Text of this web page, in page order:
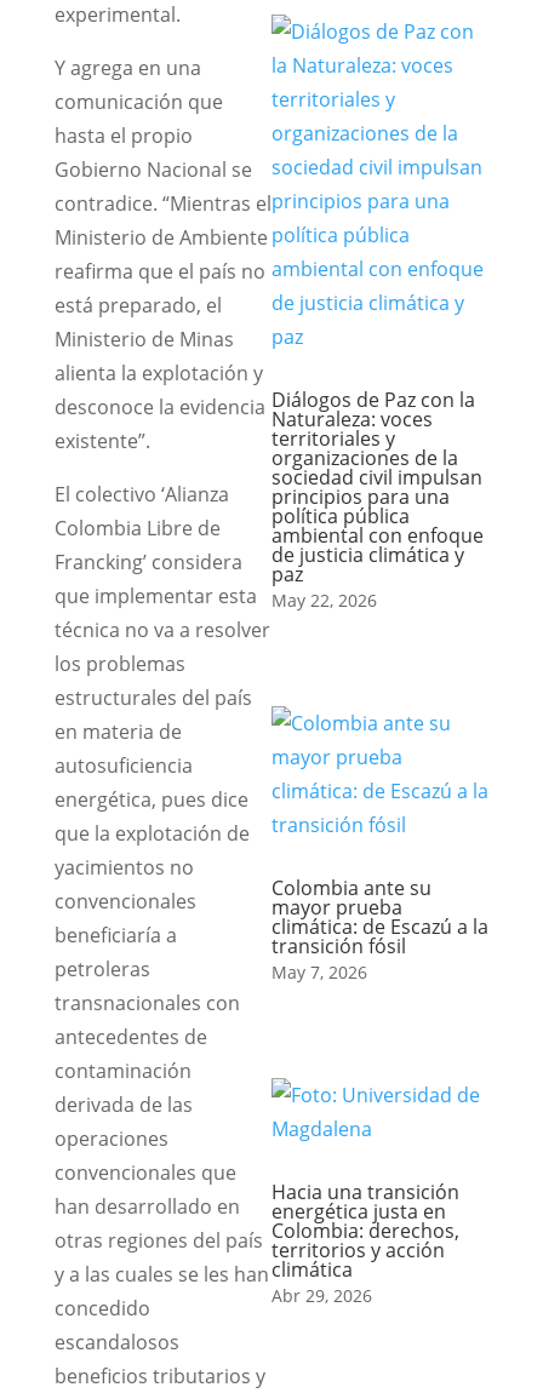
experimental.
Y agrega en una
comunicación que
hasta el propio
Gobierno Nacional se
contradice. “Mientras el
Ministerio de Ambiente
reafirma que el país no
está preparado, el
Ministerio de Minas
alienta la explotación y
desconoce la evidencia
existente”.
El colectivo ‘Alianza
Colombia Libre de
Francking’ considera
que implementar esta
técnica no va a resolver
los problemas
estructurales del país
en materia de
autosuficiencia
energética, pues dice
que la explotación de
yacimientos no
convencionales
beneficiaría a
petroleras
transnacionales con
antecedentes de
contaminación
derivada de las
operaciones
convencionales que
han desarrollado en
otras regiones del país
y a las cuales se les han
concedido
escandalosos
beneficios tributarios y
Diálogos de Paz con la
Naturaleza: voces
territoriales y
organizaciones de la
sociedad civil impulsan
principios para una
política pública
ambiental con enfoque
de justicia climática y
paz
May 22, 2026
Colombia ante su
mayor prueba
climática: de Escazú a la
transición fósil
May 7, 2026
Hacia una transición
energética justa en
Colombia: derechos,
territorios y acción
climática
Abr 29, 2026